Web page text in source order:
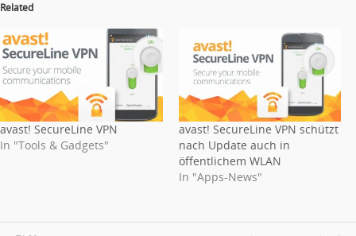
Related
avast! SecureLine VPN
In "Tools & Gadgets"
avast! SecureLine VPN schützt
nach Update auch in
öffentlichem WLAN
In "Apps-News"